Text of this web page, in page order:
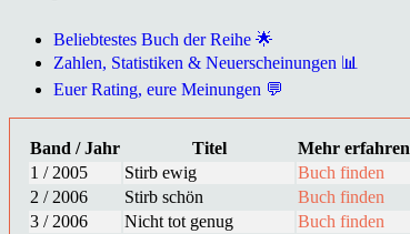
Beliebtestes Buch der Reihe 🌟
Zahlen, Statistiken & Neuerscheinungen 📊
Euer Rating, eure Meinungen 💬
Band / Jahr Titel
Mehr erfahren
1 / 2005
Stirb ewig
Buch finden
2 / 2006
Stirb schön
Buch finden
3 / 2006
Nicht tot genug
Buch finden